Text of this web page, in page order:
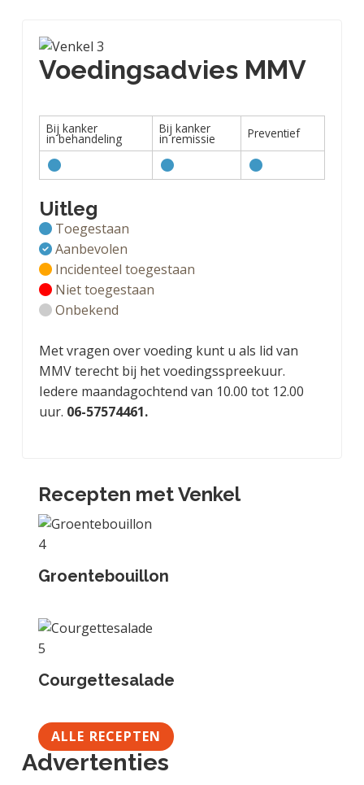
Voedingsadvies MMV
Bij kanker
in behandeling
Bij kanker
in remissie Preventief
Uitleg
Toegestaan
Aanbevolen
Incidenteel toegestaan
Niet toegestaan
Onbekend
Met vragen over voeding kunt u als lid van
MMV terecht bij het voedingsspreekuur.
Iedere maandagochtend van 10.00 tot 12.00
uur. 06-57574461.
Recepten met Venkel
Groentebouillon
Courgettesalade
ALLE RECEPTEN
Advertenties